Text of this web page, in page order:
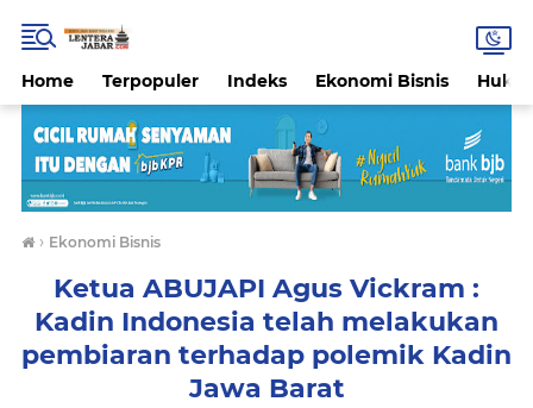
Home Terpopuler Indeks Ekonomi Bisnis
› Ekonomi Bisnis
Ketua ABUJAPI Agus Vickram :
Kadin Indonesia telah melakukan
pembiaran terhadap polemik Kadin
Jawa Barat